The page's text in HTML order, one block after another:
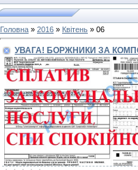
Головна » 2016 » Квітень » 06
УВАГА! БОРЖНИКИ ЗА